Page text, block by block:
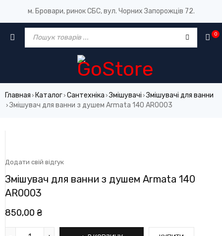
м. Бровари, ринок СБС, вул. Чорних Запорожців 72.
0
Главная › Каталог› Сантехніка › Змішувачі › Змішувачі для ванни
› Змішувач для ванни з душем Armata 140 AR0003
Додати свій відгук
Змішувач для ванни з душем Armata 140
AR0003
850,00 ₴